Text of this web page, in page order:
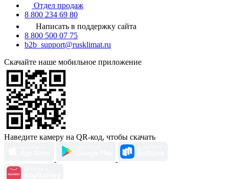
Отдел продаж
8 800 234 69 80
Написать в поддержку сайта
8 800 500 07 75
b2b_support@rusklimat.ru
Скачайте наше мобильное приложение
Наведите камеру на QR-код, чтобы скачать